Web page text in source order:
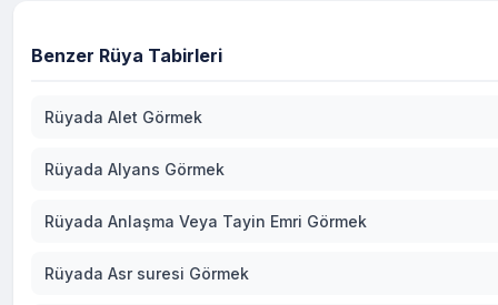
Benzer Rüya Tabirleri
Rüyada Alet Görmek
Rüyada Alyans Görmek
Rüyada Anlaşma Veya Tayin Emri Görmek
Rüyada Asr suresi Görmek